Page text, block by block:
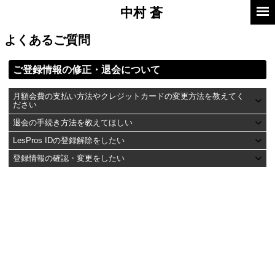
中村 蒼
よくあるご質問
ご登録情報の修正・退会について
月額会費の支払い方法やクレジットカードの変更方法を教えてく
ださい
退会の手続き方法を教えてほしい
LesPros IDの登録解除をしたい
登録情報の確認・変更をしたい